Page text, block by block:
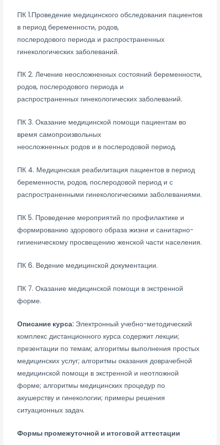
ПК 1.Проведение медицинского обследования пациентов
в период беременности, родов,
послеродового периода и распространенных
гинекологических заболеваний.
ПК 2. Лечение неосложненных состояний беременности,
родов, послеродового периода и
распространенных гинекологических заболеваний.
ПК 3. Оказание медицинской помощи пациентам во
время самопроизвольных
неосложненных родов и в послеродовой период.
ПК 4. Медицинская реабилитация пациентов в период
беременности, родов, послеродовой период и с
распространенными гинекологическими заболеваниями.
ПК 5. Проведение мероприятий по профилактике и
формированию здорового образа жизни и санитарно-
гигиеническому просвещению женской части населения.
ПК 6. Ведение медицинской документации.
ПК 7. Оказание медицинской помощи в экстренной
форме.
Описание курса: Электронный учебно-методический
комплекс дистанционного курса содержит лекции;
презентации по темам; алгоритмы выполнения простых
медицинских услуг; алгоритмы оказания доврачебной
медицинской помощи в экстренной и неотложной
форме; алгоритмы медицинских процедур по
акушерству и гинекологии; примеры решения
ситуационных задач.
Формы промежуточной и итоговой аттестации